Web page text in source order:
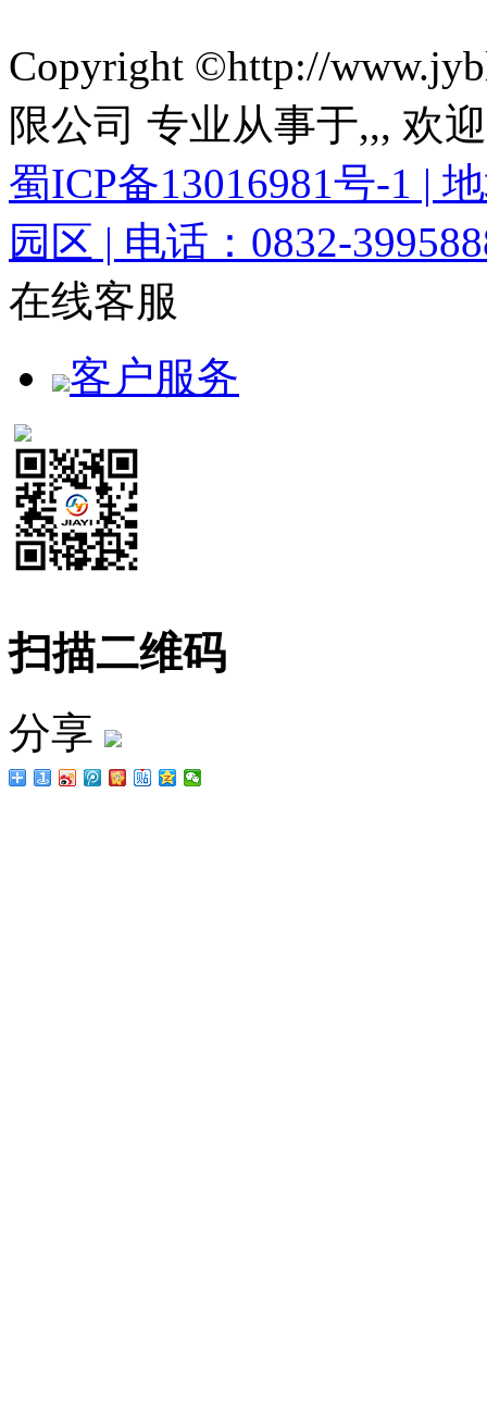
Copyright ©http://
限公司 专业从事于,,, 欢
蜀ICP备13016981号-1 |
园区 | 电话：0832-
在线客服
客户服务
扫描二维码
分享